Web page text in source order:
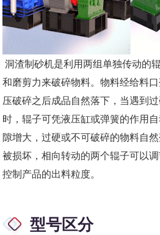
洞渣制砂机是利用两组单独传动的
和磨剪力来破碎物料。物料经给料
压破碎之后成品自然落下，当遇到
时，辊子可凭液压缸或弹簧的作用
隙增大，过硬或不可破碎的物料自
被损坏，相向转动的两个辊子可以
控制产品的出料粒度。
型号区分